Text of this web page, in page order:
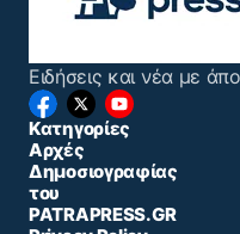
Ειδήσεις και νέα με
Κατηγορίες
Αρχές
Δημοσιογραφίας
του
PATRAPRESS.GR